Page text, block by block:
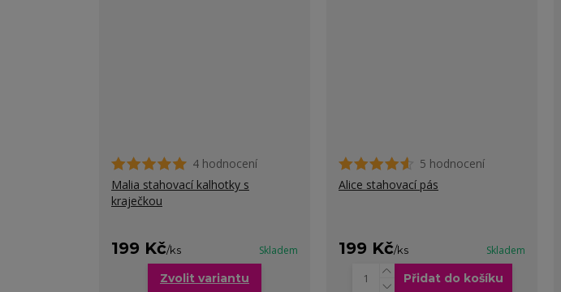
4 hodnocení
Malia stahovací kalhotky s
kraječkou
199 Kč/ks Skladem
Zvolit variantu
5 hodnocení
Alice stahovací pás
199 Kč/ks Skladem
Přidat do košíku